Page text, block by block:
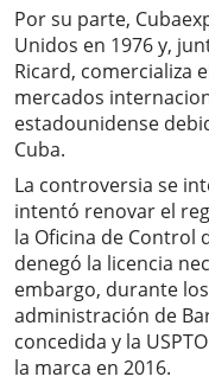
Por su parte,
Unidos en 1976 y,
Ricard, comercializa
mercados
estadounidense
Cuba.
La controversia se
intentó renovar el
la Oficina de Control
denegó la licencia
embargo, durante
administración de
concedida y la
la marca en 2016.